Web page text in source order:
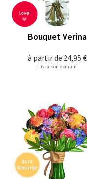
à partir de 24,95 €
Bouquet Verina
Livraison demain